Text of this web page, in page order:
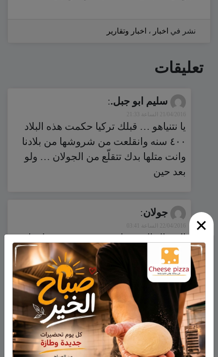
×
نشر في اخبار ، اخبار وتقارير
تعليقات
سليم ابو جبل.:
21/04/2016 الساعة 21:33
يا نتنياهو … قبلك تركيا حكمت هذه البلاد
٤٠٠ سنه وانقلعت من شروشها من بلادنا
وانت متلها بدك تتقلّع من الجولان … ولو
بعد حين
جولان:
22/04/2016 الساعة 03:41
السؤال الذي يطرح نفسه شو رد عليه ابو
تين بخصوص الجولان.
التعليقات مغلقة.
ابحث